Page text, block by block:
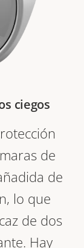
ciegos
de
de
lo que
de dos
Hay